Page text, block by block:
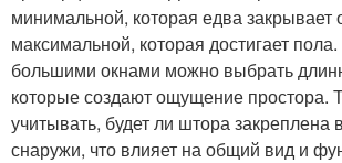
минимальной, которая едва закрывает
максимальной, которая достигает
большими окнами можно выбрать
которые создают ощущение простора.
учитывать, будет ли штора закреплена
снаружи, что влияет на общий вид и